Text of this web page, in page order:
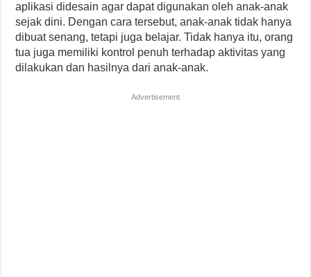
aplikasi didesain agar dapat digunakan oleh anak-anak
sejak dini. Dengan cara tersebut, anak-anak tidak hanya
dibuat senang, tetapi juga belajar. Tidak hanya itu, orang
tua juga memiliki kontrol penuh terhadap aktivitas yang
dilakukan dan hasilnya dari anak-anak.
Advertisement